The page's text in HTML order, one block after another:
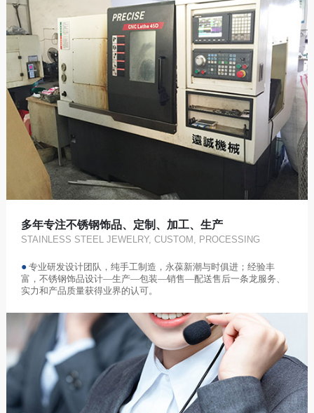
多年专注不锈钢饰品、定制、加工、生产
STAINLESS STEEL JEWELRY, CUSTOM, PROCESSING
● 专业研发设计团队，纯手工制造，永葆新潮与时俱进；经验丰
富，不锈钢饰品设计—生产—包装—销售—配送售后一条龙服务、
实力和产品质量获得业界的认可。